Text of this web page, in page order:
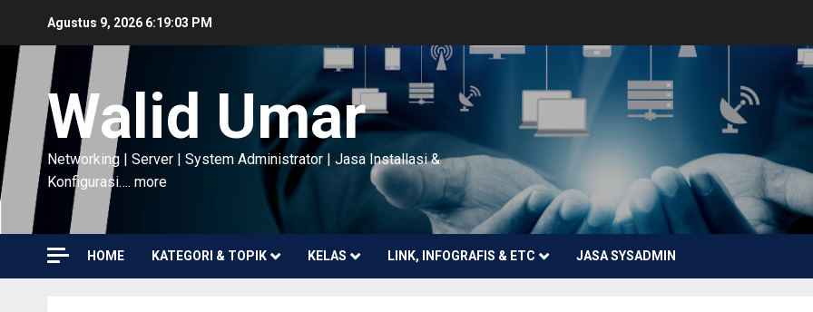
content
Agustus 9, 2026 6:19:05 PM
Walid Umar
Networking | Server | System Administrator | Jasa Installasi &
Konfigurasi…. more
HOME KATEGORI & TOPIK KELAS LINK, INFOGRAFIS & ETC JASA SYSADMIN